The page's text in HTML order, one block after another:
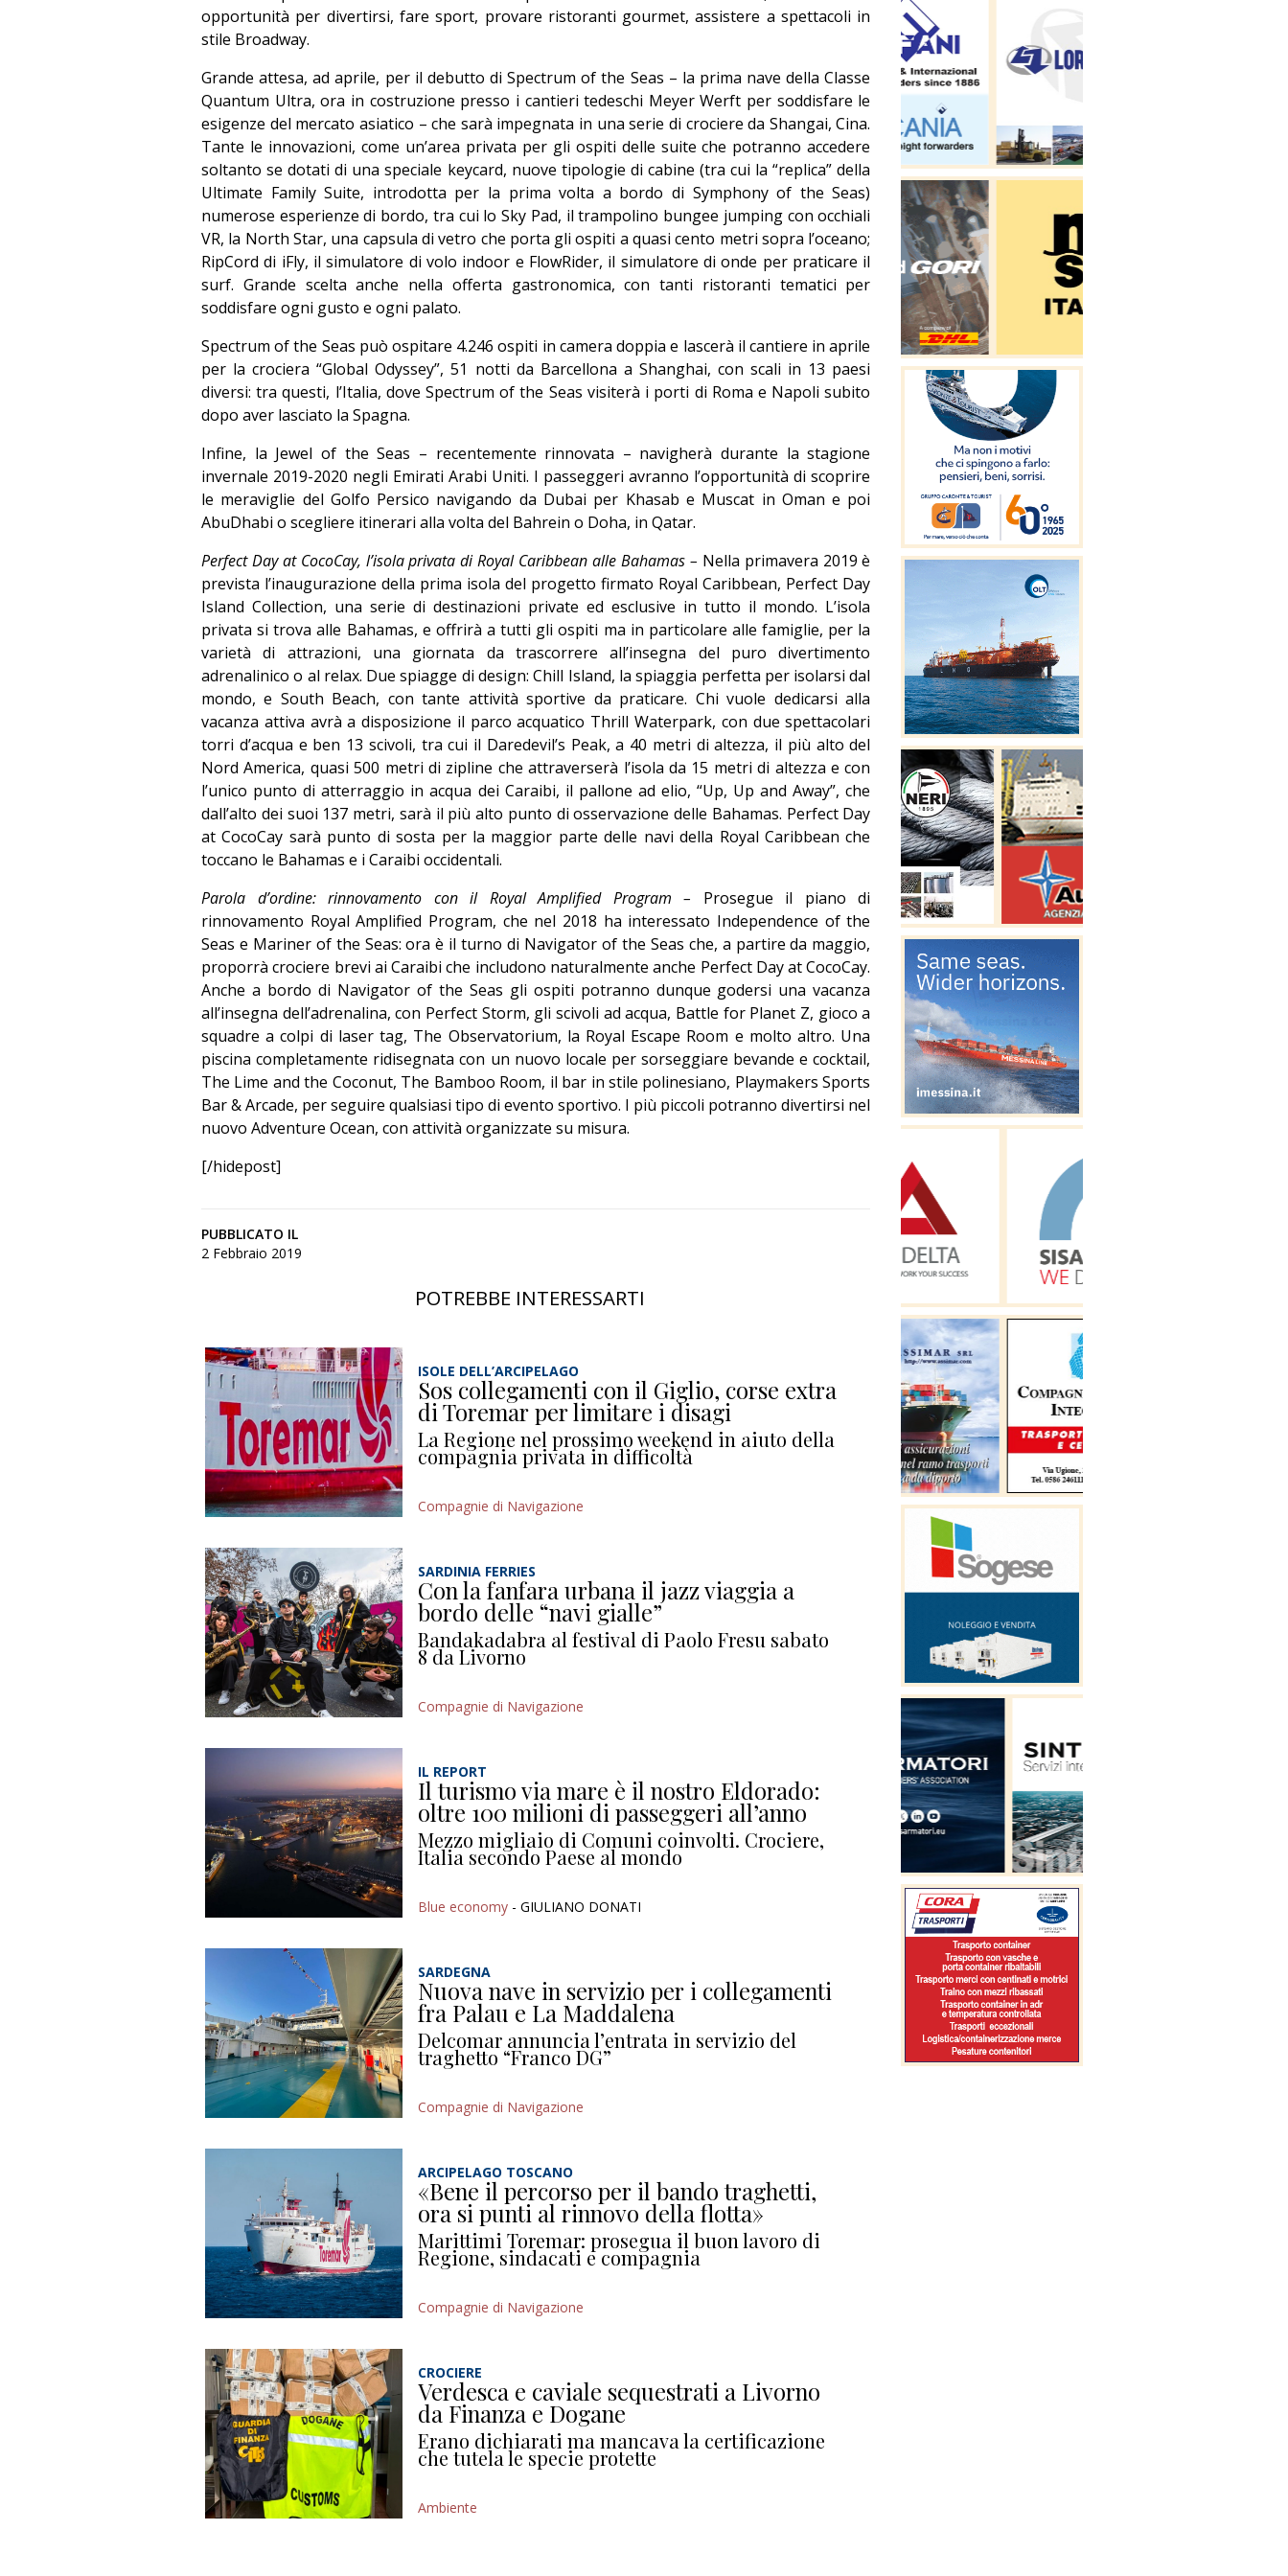
opportunità per divertirsi, fare sport, provare ristoranti gourmet, assistere a spettacoli in
stile Broadway.
Grande attesa, ad aprile, per il debutto di Spectrum of the Seas – la prima nave della Classe
Quantum Ultra, ora in costruzione presso i cantieri tedeschi Meyer Werft per soddisfare le
esigenze del mercato asiatico – che sarà impegnata in una serie di crociere da Shangai, Cina.
Tante le innovazioni, come un’area privata per gli ospiti delle suite che potranno accedere
soltanto se dotati di una speciale keycard, nuove tipologie di cabine (tra cui la “replica” della
Ultimate Family Suite, introdotta per la prima volta a bordo di Symphony of the Seas)
numerose esperienze di bordo, tra cui lo Sky Pad, il trampolino bungee jumping con occhiali
VR, la North Star, una capsula di vetro che porta gli ospiti a quasi cento metri sopra l’oceano;
RipCord di iFly, il simulatore di volo indoor e FlowRider, il simulatore di onde per praticare il
surf. Grande scelta anche nella offerta gastronomica, con tanti ristoranti tematici per
soddisfare ogni gusto e ogni palato.
Spectrum of the Seas può ospitare 4.246 ospiti in camera doppia e lascerà il cantiere in aprile
per la crociera “Global Odyssey”, 51 notti da Barcellona a Shanghai, con scali in 13 paesi
diversi: tra questi, l’Italia, dove Spectrum of the Seas visiterà i porti di Roma e Napoli subito
dopo aver lasciato la Spagna.
Infine, la Jewel of the Seas – recentemente rinnovata – navigherà durante la stagione
invernale 2019-2020 negli Emirati Arabi Uniti. I passeggeri avranno l’opportunità di scoprire
le meraviglie del Golfo Persico navigando da Dubai per Khasab e Muscat in Oman e poi
AbuDhabi o scegliere itinerari alla volta del Bahrein o Doha, in Qatar.
Perfect Day at CocoCay, l’isola privata di Royal Caribbean alle Bahamas – Nella primavera 2019 è
prevista l’inaugurazione della prima isola del progetto firmato Royal Caribbean, Perfect Day
Island Collection, una serie di destinazioni private ed esclusive in tutto il mondo. L’isola
privata si trova alle Bahamas, e offrirà a tutti gli ospiti ma in particolare alle famiglie, per la
varietà di attrazioni, una giornata da trascorrere all’insegna del puro divertimento
adrenalinico o al relax. Due spiagge di design: Chill Island, la spiaggia perfetta per isolarsi dal
mondo, e South Beach, con tante attività sportive da praticare. Chi vuole dedicarsi alla
vacanza attiva avrà a disposizione il parco acquatico Thrill Waterpark, con due spettacolari
torri d’acqua e ben 13 scivoli, tra cui il Daredevil’s Peak, a 40 metri di altezza, il più alto del
Nord America, quasi 500 metri di zipline che attraverserà l’isola da 15 metri di altezza e con
l’unico punto di atterraggio in acqua dei Caraibi, il pallone ad elio, “Up, Up and Away”, che
dall’alto dei suoi 137 metri, sarà il più alto punto di osservazione delle Bahamas. Perfect Day
at CocoCay sarà punto di sosta per la maggior parte delle navi della Royal Caribbean che
toccano le Bahamas e i Caraibi occidentali.
Parola d’ordine: rinnovamento con il Royal Amplified Program – Prosegue il piano di
rinnovamento Royal Amplified Program, che nel 2018 ha interessato Independence of the
Seas e Mariner of the Seas: ora è il turno di Navigator of the Seas che, a partire da maggio,
proporrà crociere brevi ai Caraibi che includono naturalmente anche Perfect Day at CocoCay.
Anche a bordo di Navigator of the Seas gli ospiti potranno dunque godersi una vacanza
all’insegna dell’adrenalina, con Perfect Storm, gli scivoli ad acqua, Battle for Planet Z, gioco a
squadre a colpi di laser tag, The Observatorium, la Royal Escape Room e molto altro. Una
piscina completamente ridisegnata con un nuovo locale per sorseggiare bevande e cocktail,
The Lime and the Coconut, The Bamboo Room, il bar in stile polinesiano, Playmakers Sports
Bar & Arcade, per seguire qualsiasi tipo di evento sportivo. I più piccoli potranno divertirsi nel
nuovo Adventure Ocean, con attività organizzate su misura.
[/hidepost]
PUBBLICATO IL
2 Febbraio 2019
POTREBBE INTERESSARTI
ISOLE DELL’ARCIPELAGO
Sos collegamenti con il Giglio, corse extra
di Toremar per limitare i disagi
La Regione nel prossimo weekend in aiuto della
compagnia privata in difficoltà
Compagnie di Navigazione
SARDINIA FERRIES
Con la fanfara urbana il jazz viaggia a
bordo delle “navi gialle”
Bandakadabra al festival di Paolo Fresu sabato
8 da Livorno
Compagnie di Navigazione
IL REPORT
Il turismo via mare è il nostro Eldorado:
oltre 100 milioni di passeggeri all’anno
Mezzo migliaio di Comuni coinvolti. Crociere,
Italia secondo Paese al mondo
Blue economy - GIULIANO DONATI
SARDEGNA
Nuova nave in servizio per i collegamenti
fra Palau e La Maddalena
Delcomar annuncia l’entrata in servizio del
traghetto “Franco DG”
Compagnie di Navigazione
ARCIPELAGO TOSCANO
«Bene il percorso per il bando traghetti,
ora si punti al rinnovo della flotta»
Marittimi Toremar: prosegua il buon lavoro di
Regione, sindacati e compagnia
Compagnie di Navigazione
CROCIERE
Verdesca e caviale sequestrati a Livorno
da Finanza e Dogane
Erano dichiarati ma mancava la certificazione
che tutela le specie protette
Ambiente